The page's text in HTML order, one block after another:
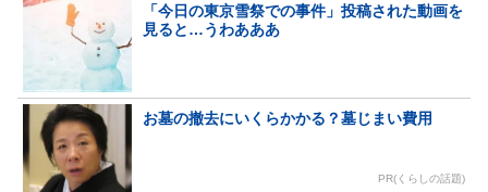
「今日の東京雪祭での事件」投稿された動画を
見ると…うわあああ
お墓の撤去にいくらかかる？墓じまい費用
PR(くらしの話題)